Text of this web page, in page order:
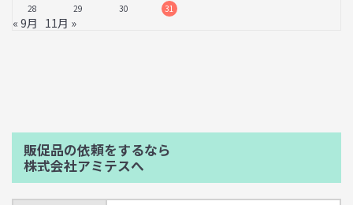
28
29 30 31
« 9月 11月 »
販促品の依頼をするなら
株式会社アミテスへ